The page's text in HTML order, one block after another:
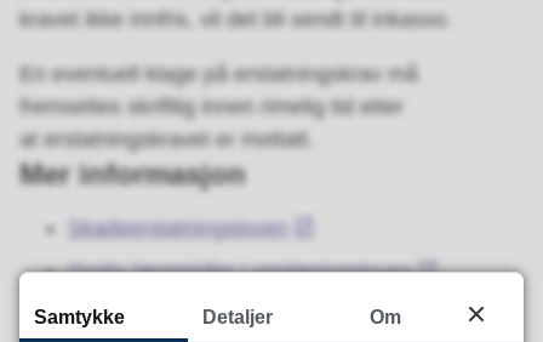
kravet ikke innfris, vil det bli sendt til inkasso.
En eventuell klage på erstatningskrav må
fremsettes skriftlig innen rimelig tid etter
at erstatningskravet er mottatt.
Mer informasjon
Skadeerstatningsloven
Gratis læremidler i opplæringsloven
Skoleregler
Samtykke Detaljer Om